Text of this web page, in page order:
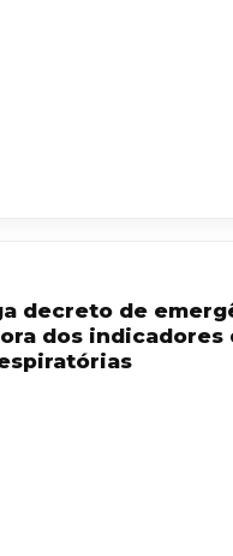
decreto de
dos indicadores